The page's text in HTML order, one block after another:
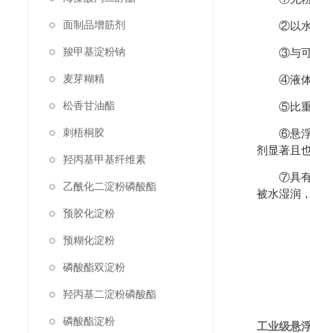
面制品增筋剂
羧甲基淀粉钠
麦芽糊精
松香甘油酯
刺梧桐胶
羟丙基甲基纤维素
乙酰化二淀粉磷酸酯
预胶化淀粉
预糊化淀粉
磷酸酯双淀粉
羟丙基二淀粉磷酸酯
磷酸酯淀粉
②以
③与可
④液
⑤比
⑥悬
剂显著且
⑦具
被水湿润
工业级悬